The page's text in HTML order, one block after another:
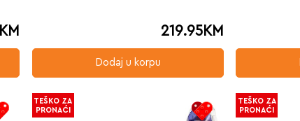
KM 219.95KM
Dodaj u korpu
TEŠKO ZA
PRONAĆI
TEŠKO ZA
PRONAĆI